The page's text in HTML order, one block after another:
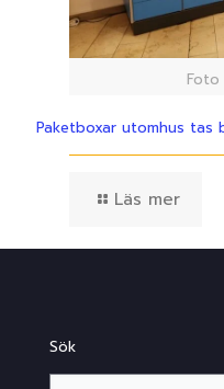
Paketboxar utomhus tas
Läs mer
Sök